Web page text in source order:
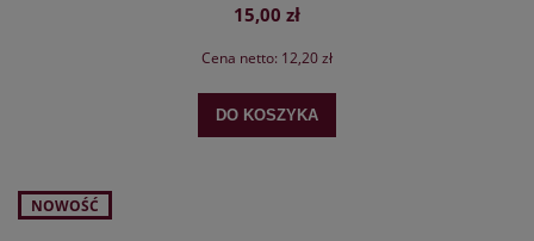
15,00 zł
Cena netto: 12,20 zł
DO KOSZYKA
NOWOŚĆ